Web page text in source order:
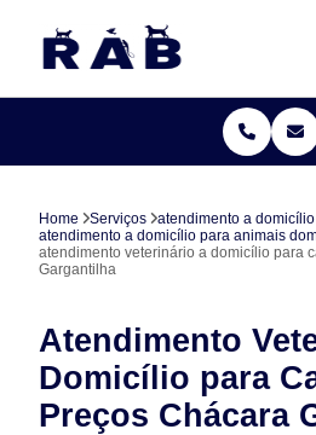
Home Serviços
atendimento a
atendimento a domicílio para animais
atendimento veterinário a domicílio para
Gargantilha
Atendimento
Domicílio para
Preços Chácara